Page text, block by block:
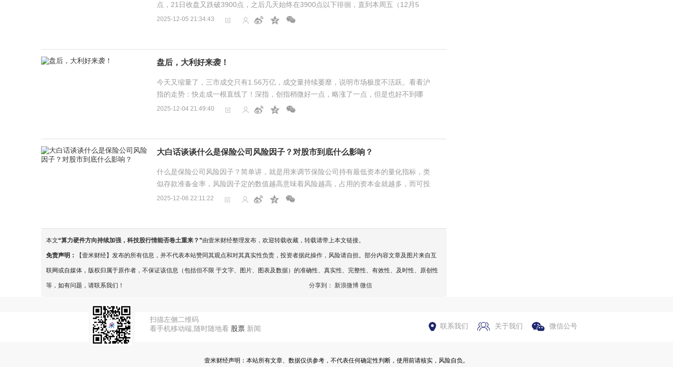
点，21日收盘又跌破3900点，之后几天始终在3900点以下徘徊，直到本周五（12月5
日），收盘总算站上3902点。尽管本周主要指数均为周阳线，但个股涨跌比...
2025-12-05 21:34:43
盘后，大利好来袭！
今天又缩量了，三市成交只有1.56万亿，成交量持续萎靡，说明市场极度不活跃。看看沪
指的走势：快走成一根直线了！深指，创指稍微好一点，略涨了一点，但是也好不到哪
去，基本全靠几个大票拉指数。三花智控，中际旭创，新易盛，天孚通信，寒武纪...
2025-12-04 21:49:40
大白话谈谈什么是保险公司风险因子？对股市到底什么影响？
什么是保险公司风险因子？简单讲，就是用来调节保险公司持有最低资本的量化指标，类
似存款准备金率，风险因子定的数值越高意味着风险越高，占用的资本金就越多，而可投
资资金则越少。...
2025-12-06 22:11:22
本文“算力硬件方向持续加强，科技股行情能否卷土重来？ ”由壹米财经整理发布，欢迎转载收藏，转载请带上本文链接。
免责声明： 【壹米财经】发布的所有信息，并不代表本站赞同其观点和对其真实性负责，投资者据此操作，风险请自担。部分内容文章及图片来自互
联网或自媒体，版权归属于原作者，不保证该信息（包括但不限 于文字、图片、图表及数据）的准确性、真实性、完整性、有效性、及时性、原创性
等，如有问题，请联系我们！ 分享到： 新浪微博 微信
扫描左侧二维码
看手机移动端,随时随地看 股票 新闻 联系我们 关于我们 微信公号
壹米财经声明：本站所有文章、数据仅供参考，不代表任何确定性判断，使用前请核实，风险自负。